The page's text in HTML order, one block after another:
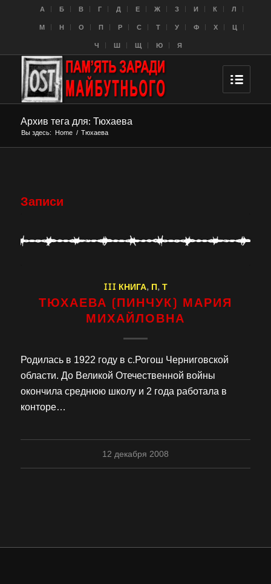
A Б В Г Д Е Ж З И К Л
M Н О П Р С Т У Ф Х Ц
Ч Ш Щ Ю Я
Архив тега для: Тюхаева
Вы здесь: Home / Тюхаева
Записи
III КНИГА, П, Т
ТЮХАЕВА (ПИНЧУК) МАРИЯ
МИХАЙЛОВНА
Родилась в 1922 году в с.Рогош Черниговской
области. До Великой Отечественной войны
окончила среднюю школу и 2 года работала в
конторе…
12 декабря 2008